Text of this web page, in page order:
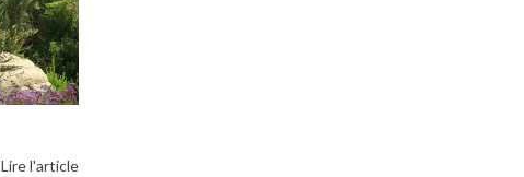
Lire l'article